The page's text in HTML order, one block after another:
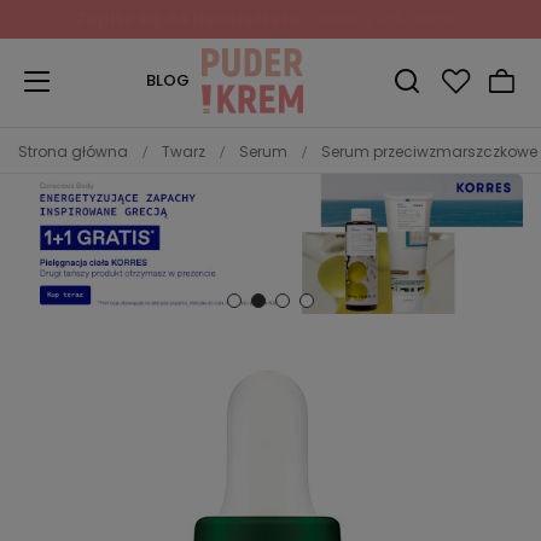
BLOG
Strona główna Twarz Serum Serum przeciwzmarszczkowe